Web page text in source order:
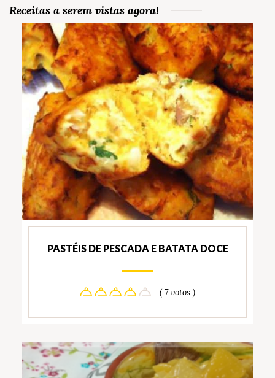
Receitas a serem vistas agora!
PASTÉIS DE PESCADA E BATATA DOCE
( 7 votos )